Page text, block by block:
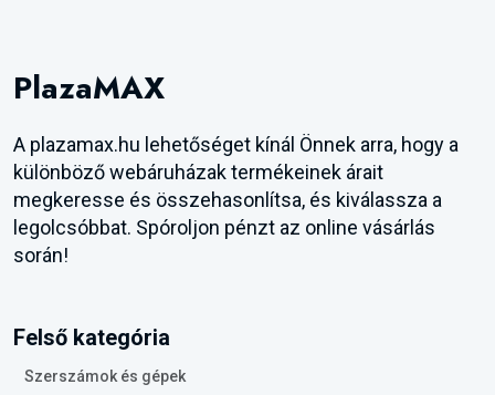
PlazaMAX
A plazamax.hu lehetőséget kínál Önnek arra, hogy a
különböző webáruházak termékeinek árait
megkeresse és összehasonlítsa, és kiválassza a
legolcsóbbat. Spóroljon pénzt az online vásárlás
során!
Felső kategória
Szerszámok és gépek